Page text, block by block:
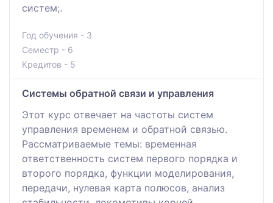
систем;.
Год обучения - 3
Семестр - 6
Кредитов - 5
Системы обратной связи и управления
Этот курс отвечает на частоты систем
управления временем и обратной связью.
Рассматриваемые темы: временная
ответственность систем первого порядка и
второго порядка, функции моделирования,
передачи, нулевая карта полюсов, анализ